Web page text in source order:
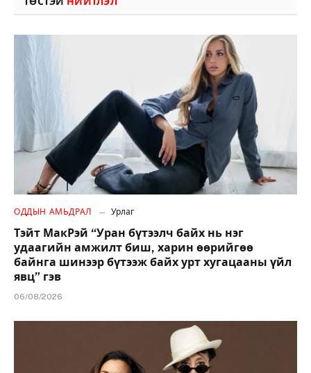
ОДДЫН АМЬДРАЛ Урлаг
Тэйт МакРэй “Уран бүтээлч байх нь нэг
удаагийн амжилт биш, харин өөрийгөө
байнга шинээр бүтээж байх урт хугацааны үйл
явц” гэв
06/08/2026